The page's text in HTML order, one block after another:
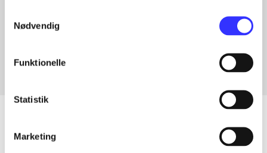
Nødvendig
Funktionelle
Statistik
Marketing
Artikler med samme emner